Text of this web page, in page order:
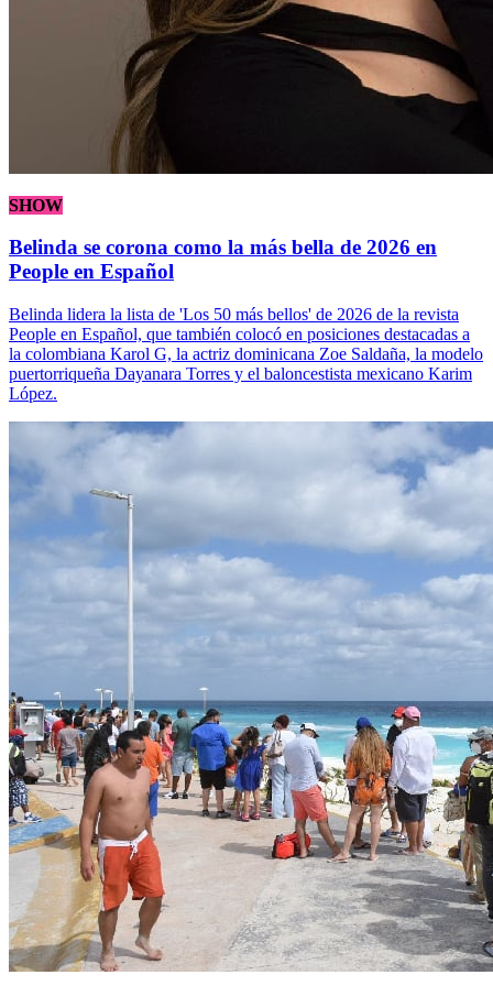
SHOW
Belinda se corona como la más bella de 2026 en
People en Español
Belinda lidera la lista de 'Los 50 más bellos' de 2026 de la revista
People en Español, que también colocó en posiciones destacadas a
la colombiana Karol G, la actriz dominicana Zoe Saldaña, la modelo
puertorriqueña Dayanara Torres y el baloncestista mexicano Karim
López.